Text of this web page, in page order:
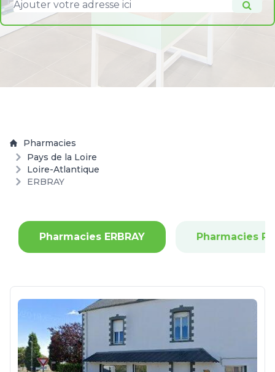
Pharmacies
Pays de la Loire
Loire-Atlantique
ERBRAY
Pharmacies ERBRAY Pharmacies